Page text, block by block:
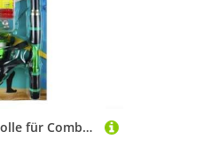
Angelrute und Rolle für Combo 1 8M Teleskop mit 3 Kugellagern für reibungsloses Werfen, ergonomischer EVA-Griff für Familie und Kinder Angelabenteuer (grün)